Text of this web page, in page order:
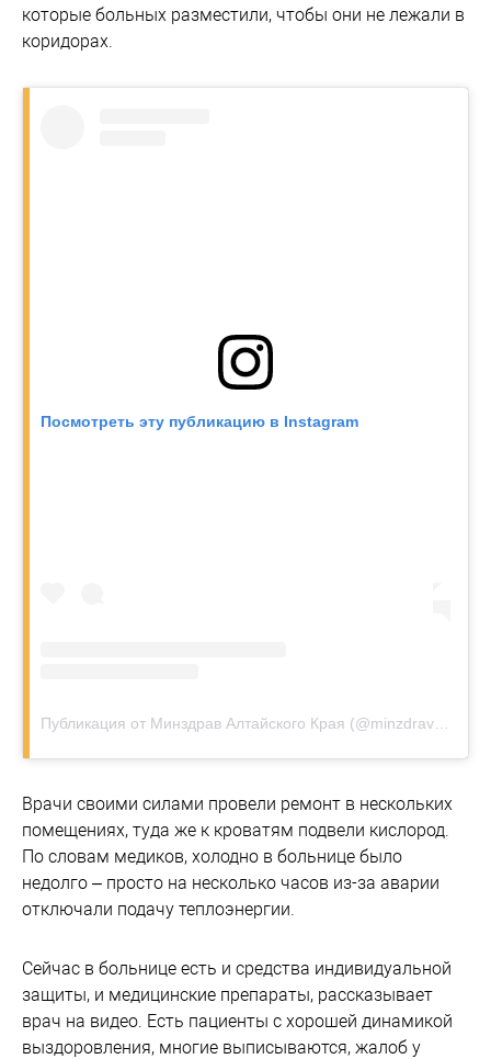
которые больных разместили, чтобы они не лежали в
коридорах.
Посмотреть эту публикацию в Instagram
Врачи своими силами провели ремонт в нескольких
помещениях, туда же к кроватям подвели кислород.
По словам медиков, холодно в больнице было
недолго – просто на несколько часов из-за аварии
отключали подачу теплоэнергии.
Сейчас в больнице есть и средства индивидуальной
защиты, и медицинские препараты, рассказывает
врач на видео. Есть пациенты с хорошей динамикой
выздоровления, многие выписываются, жалоб у